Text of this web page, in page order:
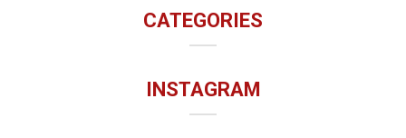
CATEGORIES
INSTAGRAM